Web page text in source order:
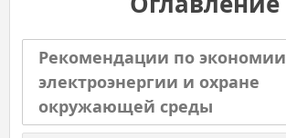
Рекомендации по экономии
электроэнергии и охране
окружающей среды